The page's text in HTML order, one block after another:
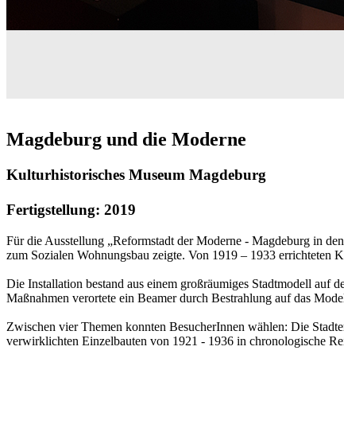
Magdeburg und die Moderne
Kulturhistorisches Museum Magdeburg
Fertigstellung: 2019
Für die Ausstellung „Reformstadt der Moderne - Magdeburg in
zum Sozialen Wohnungsbau zeigte. Von 1919 – 1933 errichteten
Die Installation bestand aus einem großräumiges Stadtmodell auf
Maßnahmen verortete ein Beamer durch Bestrahlung auf das
Zwischen vier Themen konnten BesucherInnen wählen: Die
verwirklichten Einzelbauten von 1921 - 1936 in chronologische